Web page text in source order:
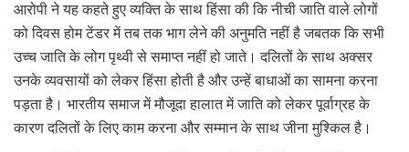
आरोपी ने यह कहते हुए व्यक्ति के साथ हिंसा की कि नीची जाति वाले लोगों
को दिवस होम टेंडर में तब तक भाग लेने की अनुमति नहीं है जबतक कि सभी
उच्च जाति के लोग पृथ्वी से समाप्त नहीं हो जाते। दलितों के साथ अक्सर
उनके व्यवसायों को लेकर हिंसा होती है और उन्हें बाधाओं का सामना करना
पड़ता है। भारतीय समाज में मौजूदा हालात में जाति को लेकर पूर्वाग्रह के
कारण दलितों के लिए काम करना और सम्मान के साथ जीना मुश्किल है।